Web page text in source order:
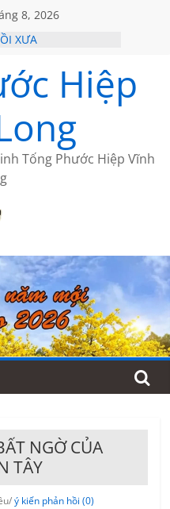
8, 2026
XƯA
19 CỦA THÁI LÃO
CỦA BÍCH HÀ
LẠT của ANTH ĐOÀN
Hiệp
Tống Phước Hiệp Vĩnh
NGỜ CỦA
TÂY
ý kiến phản hồi (0)